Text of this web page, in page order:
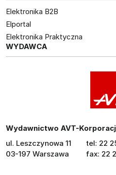
Elektronika B2B
Elportal
Elektronika Praktyczna
WYDAWCA
Wydawnictwo AVT-
ul. Leszczynowa 11
03-197 Warszawa
tel: 22
fax: 22